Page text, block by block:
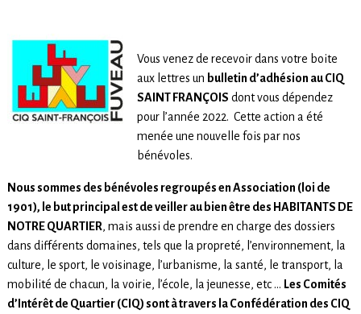
Vous venez de recevoir dans votre boite
aux lettres un bulletin d’adhésion au CIQ
SAINT FRANÇOIS dont vous dépendez
pour l’année 2022. Cette action a été
menée une nouvelle fois par nos
bénévoles.
Nous sommes des bénévoles regroupés en Association (loi de
1901), le but principal est de veiller au bien être des HABITANTS DE
NOTRE QUARTIER, mais aussi de prendre en charge des dossiers
dans différents domaines, tels que la propreté, l’environnement, la
culture, le sport, le voisinage, l’urbanisme, la santé, le transport, la
mobilité de chacun, la voirie, l’école, la jeunesse, etc … Les Comités
d’Intérêt de Quartier (CIQ) sont à travers la Confédération des CIQ